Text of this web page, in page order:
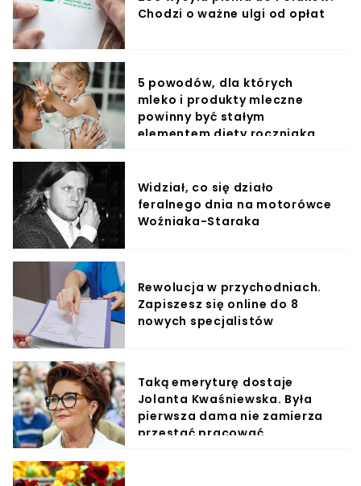
Chodzi o ważne ulgi od opłat
5 powodów, dla których
mleko i produkty mleczne
powinny być stałym
elementem diety roczniaka
Widział, co się działo
feralnego dnia na motorówce
Woźniaka-Staraka
Rewolucja w przychodniach.
Zapiszesz się online do 8
nowych specjalistów
Taką emeryturę dostaje
Jolanta Kwaśniewska. Była
pierwsza dama nie zamierza
przestać pracować